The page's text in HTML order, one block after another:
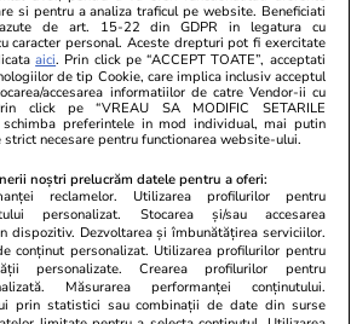
soție a lui Claudiu
toți! Dar mai ales gestul
mama copilului
Unica.ro
Nu și ei! S-au
căsnicie! Cei doi
secret. Nimeni
motiv al
Toate drepturile rezervate
si pentru a analiza traficul pe website. Beneficiati
de art. 15-22 din GDPR in legatura cu
caracter personal. Aceste drepturi pot fi exercitate
aici. Prin click pe “ACCEPT TOATE”, acceptati
de tip Cookie, care implica inclusiv acceptul
accesarea informatiilor de catre Vendor-ii cu
click pe “VREAU SA MODIFIC SETARILE
schimba preferintele in mod individual, mai putin
strict necesare pentru functionarea website-ului.
noștri prelucrăm datele pentru a oferi:
reclamelor. Utilizarea profilurilor pentru
personalizat. Stocarea și/sau accesarea
dispozitiv. Dezvoltarea și îmbunătățirea serviciilor.
conținut personalizat. Utilizarea profilurilor pentru
personalizate. Crearea profilurilor pentru
Măsurarea performanței conținutului.
prin statistici sau combinații de date din surse